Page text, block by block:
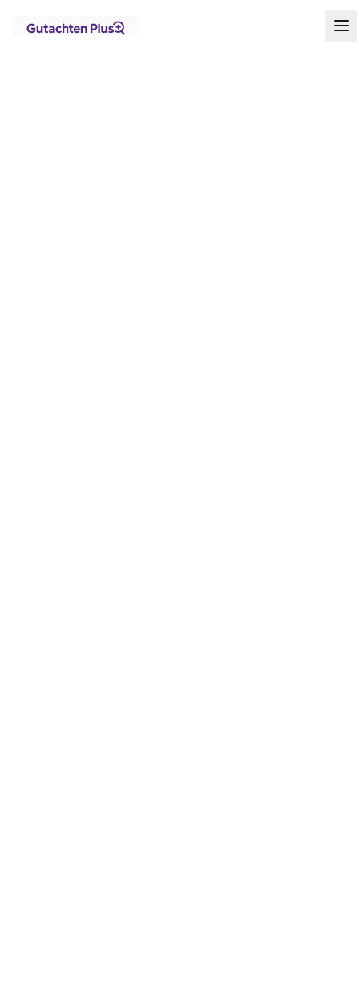
Startseite
Standorte Nordrhein-Westfalen